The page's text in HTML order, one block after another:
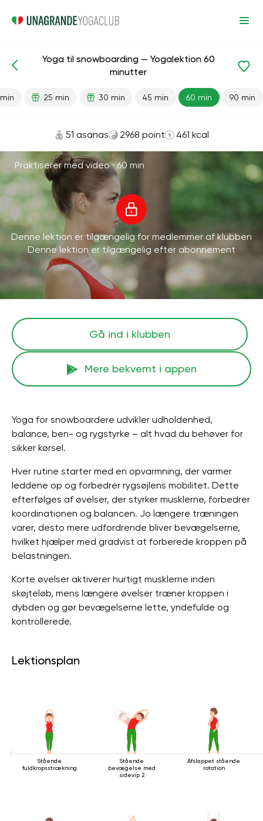
Færdiglavede lektioner Sport
Yoga til snowboarding — Yogalektion 60
minutter
25 min 30 min 45 min 60 min 90 min
51 asanas 2968 point 461 kcal
Praktiserer med video ·60 min
Denne lektion er tilgængelig for medlemmer af klubben
Denne lektion er tilgængelig efter abonnement
Gå ind i klubben
Mere bekvemt i appen
Yoga for snowboardere udvikler udholdenhed,
balance, ben- og rygstyrke – alt hvad du behøver for
sikker kørsel.
Hver rutine starter med en opvarmning, der varmer
leddene op og forbedrer rygsøjlens mobilitet. Dette
efterfølges af øvelser, der styrker musklerne, forbedrer
koordinationen og balancen. Jo længere træningen
varer, desto mere udfordrende bliver bevægelserne,
hvilket hjælper med gradvist at forberede kroppen på
belastningen.
Korte øvelser aktiverer hurtigt musklerne inden
skøjteløb, mens længere øvelser træner kroppen i
dybden og gør bevægelserne lette, yndefulde og
kontrollerede.
Lektionsplan
Stående
fuldkropsstrækning
Stående
bevægelse med
sidevip 2
Afslappet stående
rotation